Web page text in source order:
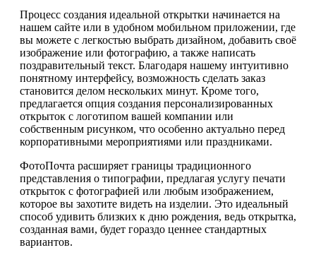
Процесс создания идеальной открытки начинается на
нашем сайте или в удобном мобильном приложении, где
вы можете с легкостью выбрать дизайном, добавить своё
изображение или фотографию, а также написать
поздравительный текст. Благодаря нашему интуитивно
понятному интерфейсу, возможность сделать заказ
становится делом нескольких минут. Кроме того,
предлагается опция создания персонализированных
открыток с логотипом вашей компании или
собственным рисунком, что особенно актуально перед
корпоративными мероприятиями или праздниками.
ФотоПочта расширяет границы традиционного
представления о типографии, предлагая услугу печати
открыток с фотографией или любым изображением,
которое вы захотите видеть на изделии. Это идеальный
способ удивить близких к дню рождения, ведь открытка,
созданная вами, будет гораздо ценнее стандартных
вариантов.